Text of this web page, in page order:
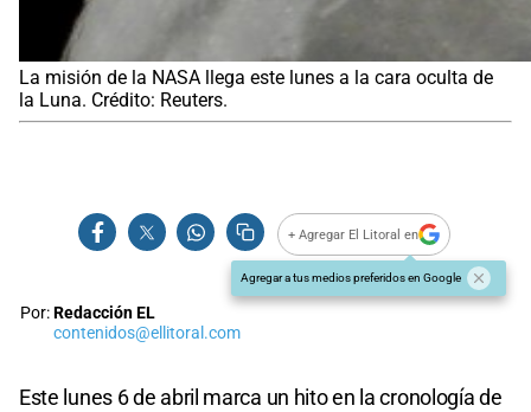
La misión de la NASA llega este lunes a la cara oculta de
la Luna. Crédito: Reuters.
+ Agregar El Litoral en
Agregar a tus medios preferidos en Google
Por:Redacción EL
contenidos@ellitoral.com
Este lunes 6 de abril marca un hito en la cronología de